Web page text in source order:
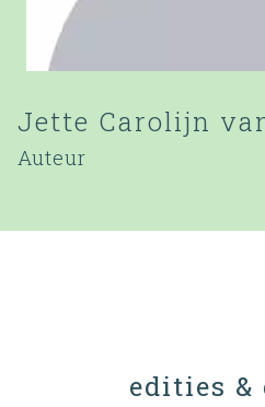
Jette Carolijn
Auteur
edities &